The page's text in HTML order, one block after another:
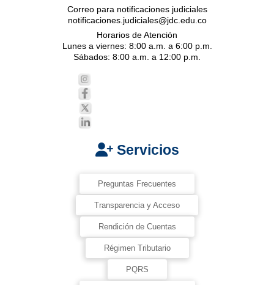
Correo para notificaciones judiciales
notificaciones.judiciales@jdc.edu.co
Horarios de Atención
Lunes a viernes: 8:00 a.m. a 6:00 p.m.
Sábados: 8:00 a.m. a 12:00 p.m.
Servicios
Preguntas Frecuentes
Transparencia y Acceso
Rendición de Cuentas
Régimen Tributario
PQRS